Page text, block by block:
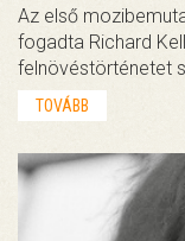
Az első
fogadta Richard
felnövéstörténetet
TOVÁBB